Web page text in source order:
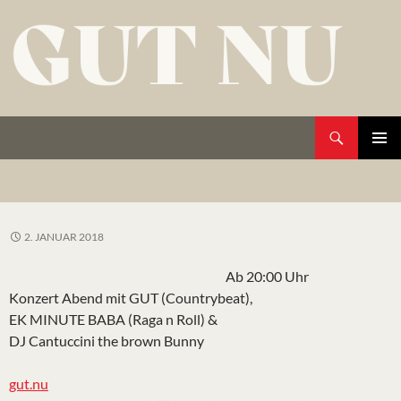
Inhalt
springen
2. JANUAR 2018
Ab 20:00 Uhr
Konzert Abend mit GUT (Countrybeat),
EK MINUTE BABA (Raga n Roll) &
DJ Cantuccini the brown Bunny
gut.nu